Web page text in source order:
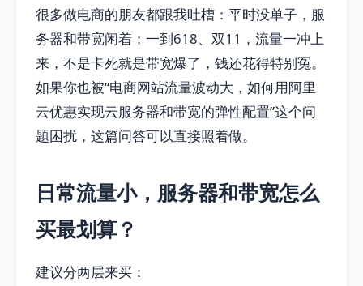
很多做电商的朋友都跟我吐槽：平时没单子，服
务器和带宽闲着；一到618、双11，流量一冲上
来，不是卡死就是带宽爆了，钱还花得特别冤。
如果你也被“电商网站流量波动大，如何用阿里
云优惠实现云服务器和带宽的弹性配置”这个问
题困扰，这篇问答可以直接照着做。
日常流量小，服务器和带宽怎么
买最划算？
建议分两层来买：